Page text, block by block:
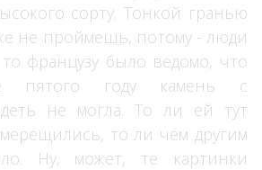
сорту. Тонкой гранью
не проймешь, потому - люди
французу было ведомо, что
пятого году камень с
не могла. То ли ей тут
то ли чем другим
Ну, может, те картинки